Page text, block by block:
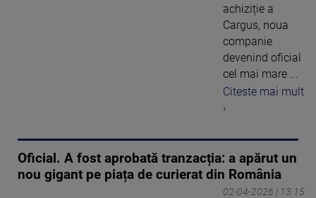
achiziție a
Cargus, noua
companie
devenind oficial
cel mai mare ...
Citeste mai mult
›
Oficial. A fost aprobată tranzacția: a apărut un
nou gigant pe piața de curierat din România
02-04-2026 | 13:15